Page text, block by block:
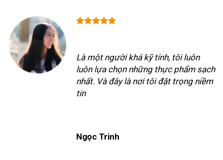
Là một người khá kỹ tính, tôi luôn
luôn lựa chọn những thực phẩm sạch
nhất. Và đây là nơi tôi đặt trọng niềm
tin
Ngọc Trinh